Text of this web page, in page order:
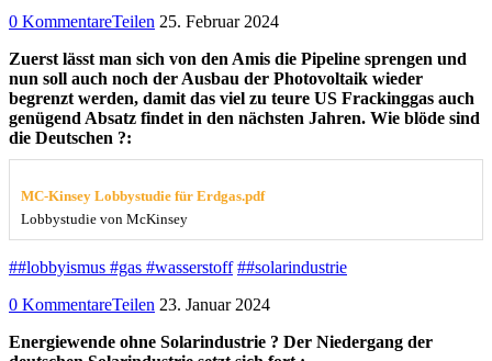
0 KommentareTeilen 25. Februar 2024
Zuerst lässt man sich von den Amis die Pipeline sprengen und
nun soll auch noch der Ausbau der Photovoltaik wieder
begrenzt werden, damit das viel zu teure US Frackinggas auch
genügend Absatz findet in den nächsten Jahren. Wie blöde sind
die Deutschen ?:
MC-Kinsey Lobbystudie für Erdgas.pdf
Lobbystudie von McKinsey
##lobbyismus #gas #wasserstoff ##solarindustrie
0 KommentareTeilen 23. Januar 2024
Energiewende ohne Solarindustrie ? Der Niedergang der